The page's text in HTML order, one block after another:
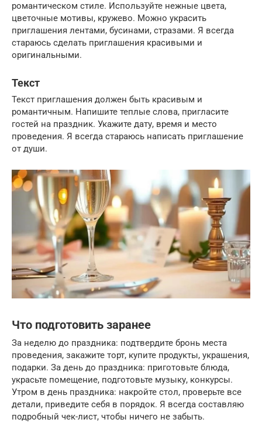
романтическом стиле. Используйте нежные цвета,
цветочные мотивы, кружево. Можно украсить
приглашения лентами, бусинами, стразами. Я всегда
стараюсь сделать приглашения красивыми и
оригинальными.
Текст
Текст приглашения должен быть красивым и
романтичным. Напишите теплые слова, пригласите
гостей на праздник. Укажите дату, время и место
проведения. Я всегда стараюсь написать приглашение
от души.
Что подготовить заранее
За неделю до праздника: подтвердите бронь места
проведения, закажите торт, купите продукты, украшения,
подарки. За день до праздника: приготовьте блюда,
украсьте помещение, подготовьте музыку, конкурсы.
Утром в день праздника: накройте стол, проверьте все
детали, приведите себя в порядок. Я всегда составляю
подробный чек-лист, чтобы ничего не забыть.